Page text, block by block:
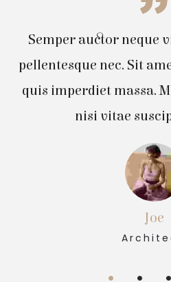
Joe
Semper auctor neque
pellentesque nec. Sit
quis imperdiet massa.
nisi vitae